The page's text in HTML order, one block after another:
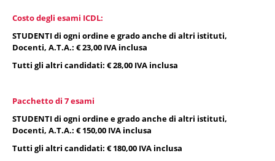
Costo degli esami ICDL:
STUDENTI di ogni ordine e grado anche di altri istituti,
Docenti, A.T.A.: € 23,00 IVA inclusa
Tutti gli altri candidati: € 28,00 IVA inclusa
Pacchetto di 7 esami
STUDENTI di ogni ordine e grado anche di altri istituti,
Docenti, A.T.A.: € 150,00 IVA inclusa
Tutti gli altri candidati: € 180,00 IVA inclusa